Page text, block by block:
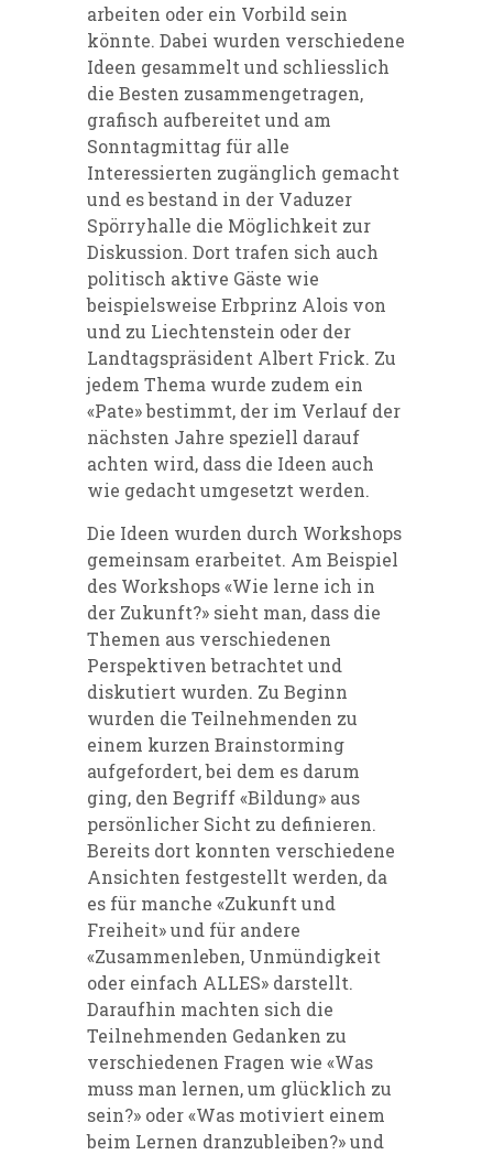
arbeiten oder ein Vorbild sein
könnte. Dabei wurden verschiedene
Ideen gesammelt und schliesslich
die Besten zusammengetragen,
grafisch aufbereitet und am
Sonntagmittag für alle
Interessierten zugänglich gemacht
und es bestand in der Vaduzer
Spörryhalle die Möglichkeit zur
Diskussion. Dort trafen sich auch
politisch aktive Gäste wie
beispielsweise Erbprinz Alois von
und zu Liechtenstein oder der
Landtagspräsident Albert Frick. Zu
jedem Thema wurde zudem ein
«Pate» bestimmt, der im Verlauf der
nächsten Jahre speziell darauf
achten wird, dass die Ideen auch
wie gedacht umgesetzt werden.
Die Ideen wurden durch Workshops
gemeinsam erarbeitet. Am Beispiel
des Workshops «Wie lerne ich in
der Zukunft?» sieht man, dass die
Themen aus verschiedenen
Perspektiven betrachtet und
diskutiert wurden. Zu Beginn
wurden die Teilnehmenden zu
einem kurzen Brainstorming
aufgefordert, bei dem es darum
ging, den Begriff «Bildung» aus
persönlicher Sicht zu definieren.
Bereits dort konnten verschiedene
Ansichten festgestellt werden, da
es für manche «Zukunft und
Freiheit» und für andere
«Zusammenleben, Unmündigkeit
oder einfach ALLES» darstellt.
Daraufhin machten sich die
Teilnehmenden Gedanken zu
verschiedenen Fragen wie «Was
muss man lernen, um glücklich zu
sein?» oder «Was motiviert einem
beim Lernen dranzubleiben?» und